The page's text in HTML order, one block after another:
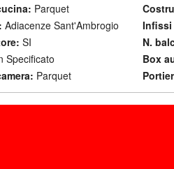
Parquet
Adiacenze Sant'Ambrogio Infissi
SI N.
Specificato Box
Parquet